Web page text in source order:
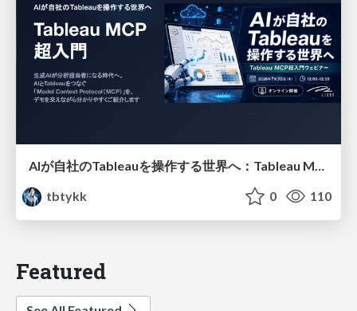
AIが自社のTableauを操作する世界へ：Tableau MCP超入門
tbtykk
0 110
Featured